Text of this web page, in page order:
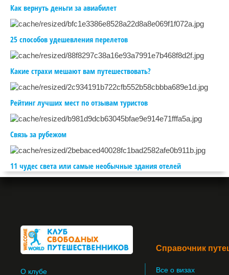
Как вернуть деньги за авиабилет
25 способов удешевления перелетов
Какие страхи мешают вам путешествовать?
Рейтинг лучших мест по отзывам туристов
Связь за рубежом
11 чудес света или самые необычные здания отелей
О клубе
Справочник
Все о визах